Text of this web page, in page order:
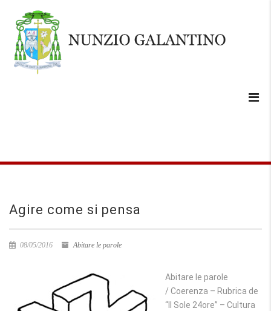
Agire come si pensa
08/05/2016 Abitare le parole
Abitare le parole
/ Coerenza – Rubrica de
“Il Sole 24ore” – Cultura